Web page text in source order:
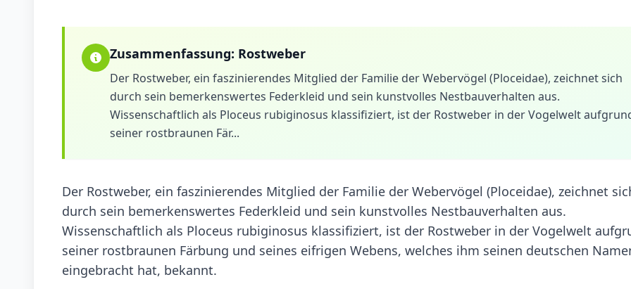
Zusammenfassung: Rostweber
Der Rostweber, ein faszinierendes Mitglied der Familie der Webervögel (Ploceidae), zeichnet sich
durch sein bemerkenswertes Federkleid und sein kunstvolles Nestbauverhalten aus.
Wissenschaftlich als Ploceus rubiginosus klassifiziert, ist der Rostweber in der Vogelwelt
seiner rostbraunen Fär...
Der Rostweber, ein faszinierendes Mitglied der Familie der Webervögel (Ploceidae), zeichnet
durch sein bemerkenswertes Federkleid und sein kunstvolles Nestbauverhalten aus.
Wissenschaftlich als Ploceus rubiginosus klassifiziert, ist der Rostweber in der Vogelwelt
seiner rostbraunen Färbung und seines eifrigen Webens, welches ihm seinen deutschen
eingebracht hat, bekannt.